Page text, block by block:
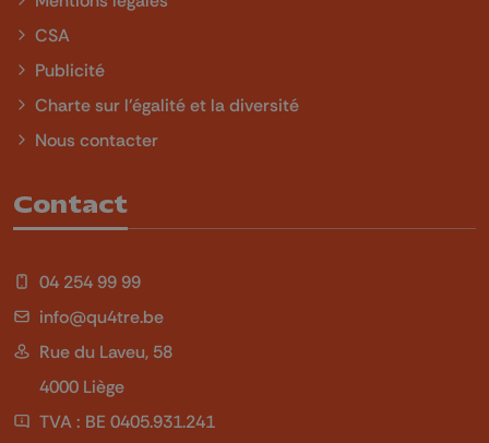
CSA
Publicité
Charte sur l'égalité et la diversité
Nous contacter
Contact
04 254 99 99
info@qu4tre.be
Rue du Laveu, 58
4000 Liège
TVA : BE 0405.931.241